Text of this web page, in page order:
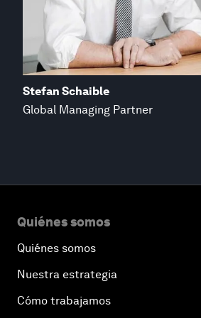
Stefan Schaible
Global Managing Partner
Quiénes somos
Quiénes somos
Nuestra estrategia
Cómo trabajamos